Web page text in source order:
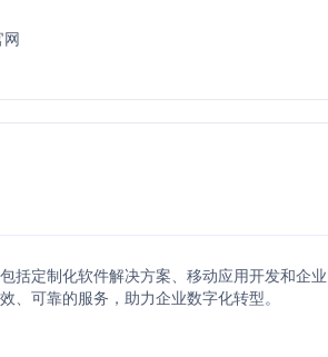
括定制化软件解决方案、移动应用开发和企业
可靠的服务，助力企业数字化转型。